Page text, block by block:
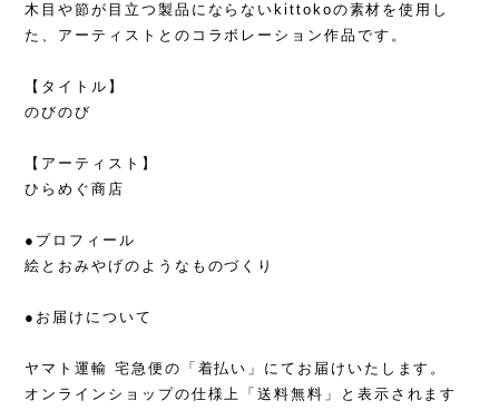
木目や節が目立つ製品にならないkittokoの素材を使用し
た、アーティストとのコラボレーション作品です。
【タイトル】
のびのび
【アーティスト】
ひらめぐ商店
●プロフィール
絵とおみやげのようなものづくり
●お届けについて
ヤマト運輸 宅急便の「着払い」にてお届けいたします。
オンラインショップの仕様上「送料無料」と表示されます